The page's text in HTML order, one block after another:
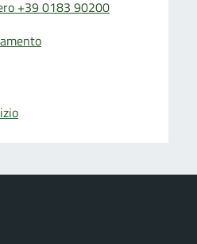
+39 0183 90200